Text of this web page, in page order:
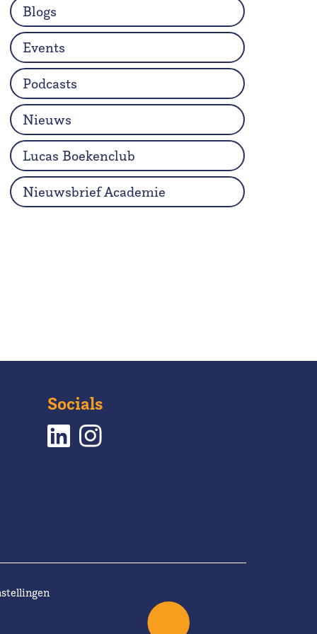
Blogs
Events
Podcasts
Nieuws
Lucas Boekenclub
Nieuwsbrief Academie
Socials